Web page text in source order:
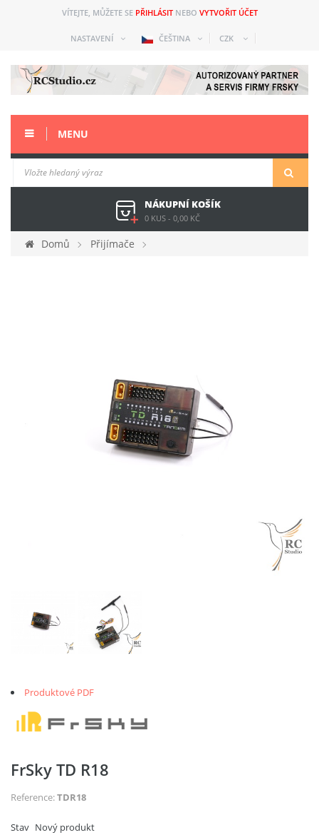
VÍTEJTE, MŮŽETE SE PŘIHLÁSIT NEBO VYTVOŘIT ÚČET
NASTAVENÍ ČEŠTINA CZK
MENU
NÁKUPNÍ KOŠÍK
0 KUS - 0,00 KČ
Domů
Přijímače
Produktové PDF
FrSky TD R18
Reference:TDR18
Stav Nový produkt